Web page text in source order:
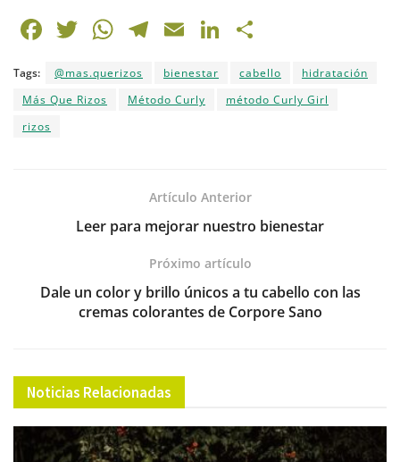
F
c
e
b
T
itt
er
W
at
s
T
e
gr
E
ai
l
Li
k
e
m
p
Tags: @mas.querizos bienestar cabello
hidratación
Más Que Rizos
Método Curly
método Curly Girl
rizos
Artículo Anterior
Leer para mejorar nuestro bienestar
Próximo artículo
Dale un color y brillo únicos a tu cabello con las
cremas colorantes de Corpore Sano
Noticias Relacionadas